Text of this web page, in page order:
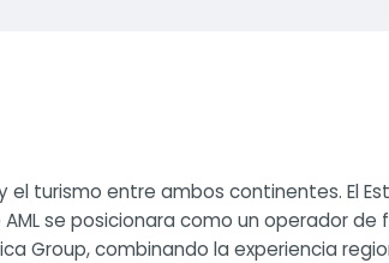
turismo entre ambos continentes. El
se posicionara como un operador
Group, combinando la experiencia